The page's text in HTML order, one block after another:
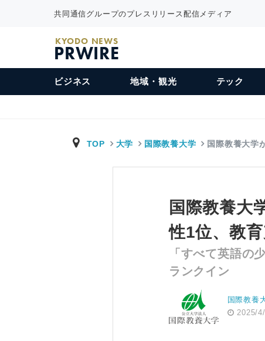
共同通信グループのプレスリリース配信メディア
KYODO NEWS
PRWIRE
ビジネス 地域・観光 テック
TOP 大学 国際教養大学 国際教養大学
国際教養大
性1位、教
「すべて英語の
ランクイン
国際教養
2025/